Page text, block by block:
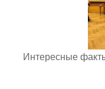
Интересные